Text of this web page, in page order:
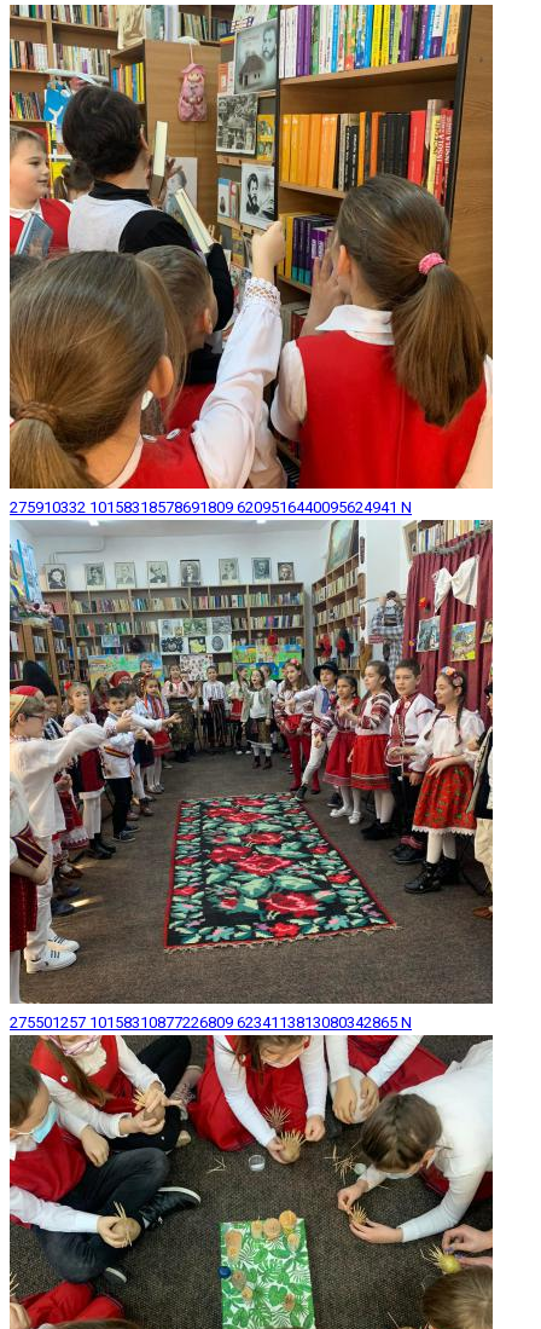
275910332 10158318578691809 6209516440095624941 N
275501257 10158310877226809 6234113813080342865 N